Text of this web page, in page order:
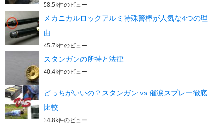
58.5k件のビュー
メカニカルロックアルミ特殊警棒が人気な4つの理
由
45.7k件のビュー
スタンガンの所持と法律
40.4k件のビュー
どっちがいいの？スタンガン vs 催涙スプレー徹底
比較
34.8k件のビュー